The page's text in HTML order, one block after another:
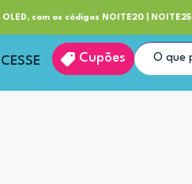
com os códigos NOITE20 |
Cupões